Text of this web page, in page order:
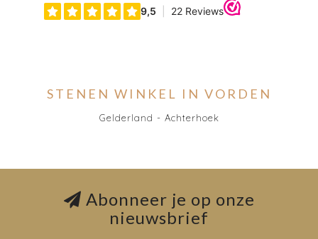
STENEN WINKEL IN VORDEN
Gelderland - Achterhoek
Abonneer je op onze
nieuwsbrief